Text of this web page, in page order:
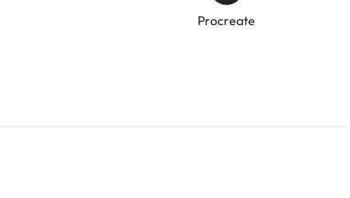
Procreate